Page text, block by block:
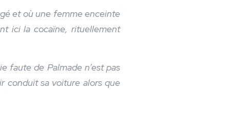
et où une femme enceinte
ici la cocaïne, rituellement
faute de Palmade n’est pas
conduit sa voiture alors que